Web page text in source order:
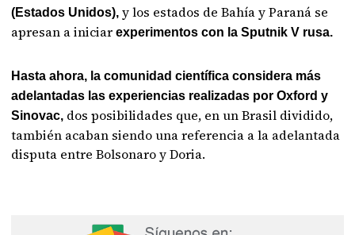
(Estados Unidos),y los estados de Bahía y Paraná se
apresan a iniciarexperimentos con la Sputnik V rusa.
Hasta ahora, la comunidad científica considera más
adelantadas las experiencias realizadas por Oxford y
Sinovac, dos posibilidades que, en un Brasil dividido,
también acaban siendo una referencia a la adelantada
disputa entre Bolsonaro y Doria.